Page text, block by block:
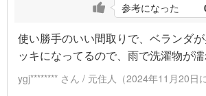
参考になった
使い勝手のいい間取りで、ベランダ
ッキになってるので、雨で洗濯物が
ygj******** さん / 元住人（2024年11月20日